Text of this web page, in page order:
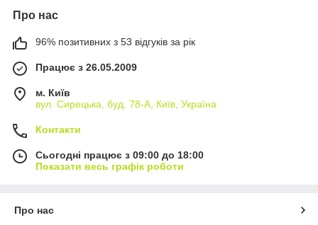
Про нас
96% позитивних з 53 відгуків за рік
Працює з 26.05.2009
м. Київ
вул. Сирецька, буд. 78-А, Київ, Україна
Контакти
Сьогодні працює з 09:00 до 18:00
Показати весь графік роботи
Про нас